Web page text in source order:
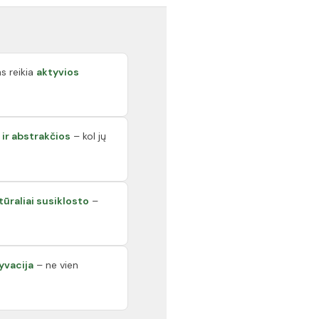
reikia aktyvios
abstrakčios – kol jų
susiklosto –
– ne vien